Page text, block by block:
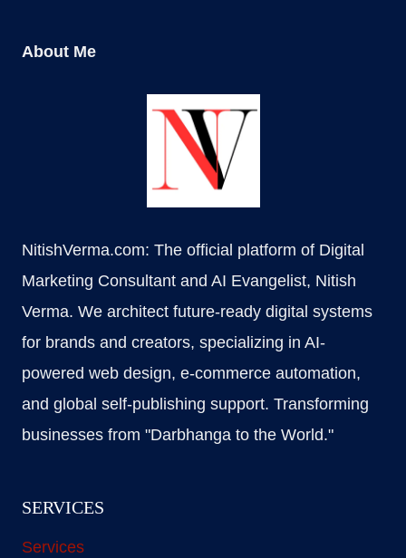
About Me
NitishVerma.com: The official platform of Digital
Marketing Consultant and AI Evangelist, Nitish
Verma. We architect future-ready digital systems
for brands and creators, specializing in AI-
powered web design, e-commerce automation,
and global self-publishing support. Transforming
businesses from "Darbhanga to the World."
SERVICES
Services